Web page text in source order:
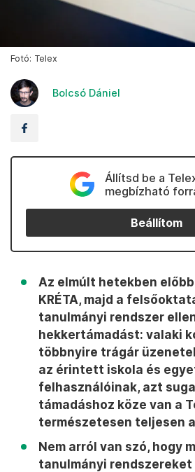
Fotó: Telex
Bolcsó Dániel
Állítsd be a
megbízható
Beállítom
Az elmúlt hetekben
KRÉTA, majd a
tanulmányi rendszer
hekkertámadást: valaki
többnyire trágár
az érintett iskola és
felhasználóinak, azt
támadáshoz köze van a
természetesen teljesen
Nem arról van szó, hogy
tanulmányi